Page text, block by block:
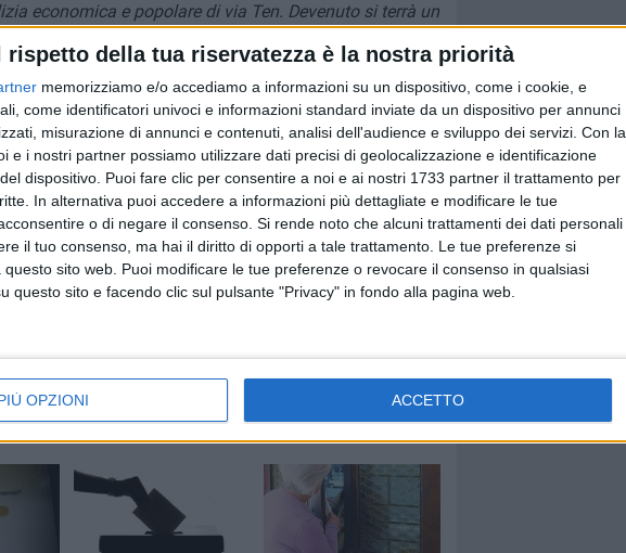
rispetto della tua riservatezza è la nostra priorità
memorizziamo e/o accediamo a informazioni su un dispositivo, come i cookie, e
come identificatori univoci e informazioni standard inviate da un dispositivo per annunci
misurazione di annunci e contenuti, analisi dell'audience e sviluppo dei servizi. Con la
e i nostri partner possiamo utilizzare dati precisi di geolocalizzazione e identificazione
dispositivo. Puoi fare clic per consentire a noi e ai nostri 1733 partner il trattamento per
In alternativa puoi accedere a informazioni più dettagliate e modificare le tue
o di negare il consenso. Si rende noto che alcuni trattamenti dei dati personali
il tuo consenso, ma hai il diritto di opporti a tale trattamento. Le tue preferenze si
sito web. Puoi modificare le tue preferenze o revocare il consenso in qualsiasi
questo sito e facendo clic sul pulsante "Privacy" in fondo alla pagina web.
OPZIONI ACCETTO
economica e popolare di via Ten. Devenuto si terrà un
petizione popolare rivolta al Senato e alla Camera dei
la manutenzione delle abitazioni ARCA».
7 AGOSTO 2026
Grande partecipazione nell'agro
di Giovinazzo per la festa della
Trasfigurazione di Nostro
Signore